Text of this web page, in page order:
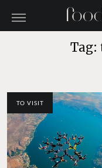
Tag:
TO VISIT